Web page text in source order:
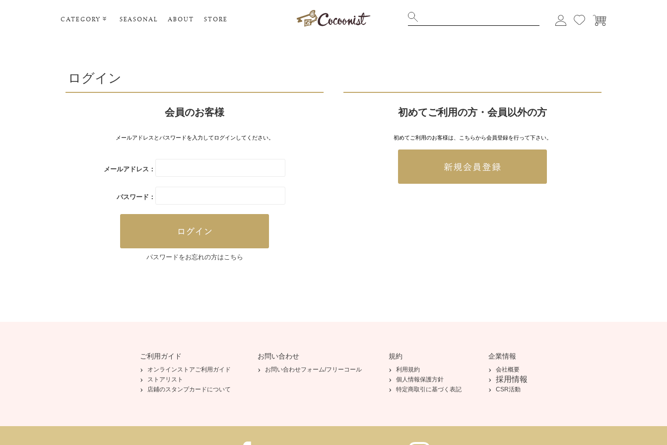
CATEGORY SEASONAL ABOUT STORE
ポーチ･トラベルグッズ
タオル・ヘアバンド
ログイン
会員のお客様
メールアドレスとパスワードを入力してログインしてください。
メールアドレス：
パスワード：
パスワードをお忘れの方はこちら
初めてご利用の方・会員以外の方
初めてご利用のお客様は、こちらから会員登録を行って下さい。
ご利用ガイド
オンラインストアご利用ガイド
ストアリスト
店鋪のスタンプカードについて
お問い合わせ
お問い合わせフォーム/フリーコール
規約
利用規約
個人情報保護方針
特定商取引に基づく表記
企業情報
会社概要
採用情報
CSR活動